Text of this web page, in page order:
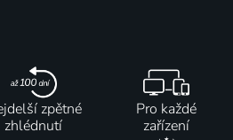
zpětné
zhlédnutí
Pro každé
zařízení